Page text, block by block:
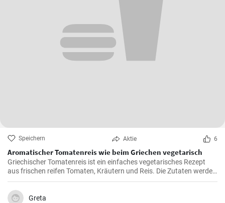
Speichern Aktie 6
Aromatischer Tomatenreis wie beim Griechen vegetarisch
Griechischer Tomatenreis ist ein einfaches vegetarisches Rezept
aus frischen reifen Tomaten, Kräutern und Reis. Die Zutaten werden
zusammen gekocht und als vegetarische Hauptspeise zu Brot oder
Fetakäse genossen. Schnell und einfach zubereitet.
Greta